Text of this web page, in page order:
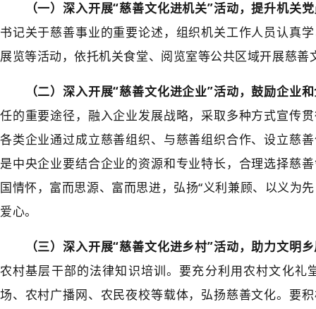
（一）深入开展“慈善文化进机关”活动，提升机关党
书记关于慈善事业的重要论述，组织机关工作人员认真
展览等活动，依托机关食堂、阅览室等公共区域开展慈
（二）深入开展“慈善文化进企业”活动，鼓励企业和
任的重要途径，融入企业发展战略，采取多种方式宣传
各类企业通过成立慈善组织、与慈善组织合作、设立慈
是中央企业要结合企业的资源和专业特长，合理选择慈
国情怀，富而思源、富而思进，弘扬“义利兼顾、以义为
爱心。
（三）深入开展“慈善文化进乡村”活动，助力文明乡
农村基层干部的法律知识培训。要充分利用农村文化
场、农村广播网、农民夜校等载体，弘扬慈善文化。要